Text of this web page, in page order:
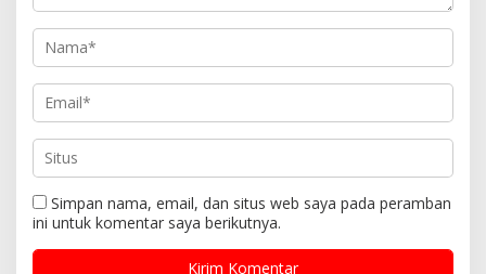
Simpan nama, email, dan situs web saya pada peramban
ini untuk komentar saya berikutnya.